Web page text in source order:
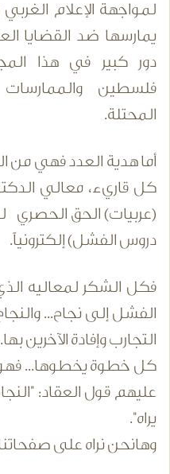
لمواجهة الإعلام
يمارسها ضد القضايا
دور كبير في هذا
فلسطين والممارسات
المحتلة.
أما هدية العدد فهي من
كل قاريء، معالي
(عربيات) الحق الحصري
دروس الفشل) إلكترونياً.
فكل الشكر لمعاليه
الفشل إلى نجاح...
التجارب وإفادة الآخرين
كل خطوة يخطوها...
عليهم قول العقاد:
يراه".
وهانحن نراه على